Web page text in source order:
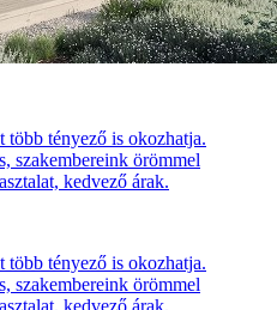
több tényező is okozhatja.
szakembereink örömmel
kedvező árak.
több tényező is okozhatja.
szakembereink örömmel
kedvező árak.